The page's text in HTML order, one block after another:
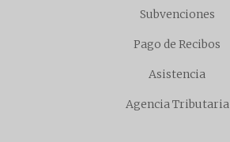
Subvenciones
Pago de Recibos
Asistencia
Agencia Tributaria